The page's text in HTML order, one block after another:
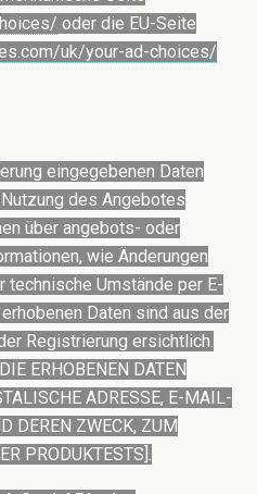
oder die EU-Seite
uk/your-ad-choices/
eingegebenen Daten
des Angebotes
über angebots- oder
wie Änderungen
Umstände per E-
Daten sind aus der
Registrierung ersichtlich.
ERHOBENEN DATEN
ADRESSE, E-MAIL-
DEREN ZWECK, ZUM
PRODUKTESTS].